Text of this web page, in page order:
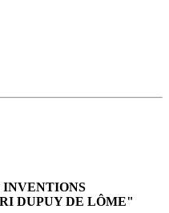
INVENTIONS
DUPUY DE LÔME"